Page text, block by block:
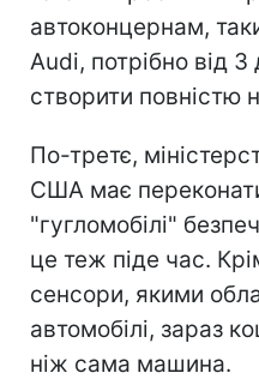
автоконцернам,
Audi, потрібно від
створити повністю
По-третє,
США має
"гугломобілі"
це теж піде час.
сенсори, якими
автомобілі, зараз
ніж сама машина.